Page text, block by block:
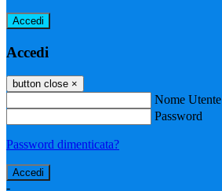
Accedi
Accedi
button close ×
Nome Utente
Password
Password dimenticata?
-